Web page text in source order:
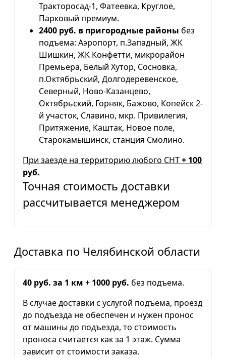
Тракторосад-1, Фатеевка, Круглое,
Парковый премиум.
2400 руб. в пригородные районы без
подъема: Аэропорт, п.Западный, ЖК
Шишкин, ЖК Конфетти, микрорайон
Премьера, Белый Хутор, Сосновка,
п.Октябрьский, Долгодеревенское,
Северный, Ново-Казанцево,
Октябрьский, Горняк, Бажово, Копейск 2-
й участок, Славино, мкр. Привилегия,
Притяжение, Каштак, Новое поле,
Старокамышинск, станция Смолино.
При заезде на территорию любого СНТ+ 100
руб.
Точная стоимость доставки
рассчитывается менеджером
Доставка по Челябинской области
40 руб. за 1 км + 1000 руб. без подъема.
В случае доставки с услугой подъема, проезд
до подъезда не обеспечен и нужен пронос
от машины до подъезда, то стоимость
проноса считается как за 1 этаж. Сумма
зависит от стоимости заказа.